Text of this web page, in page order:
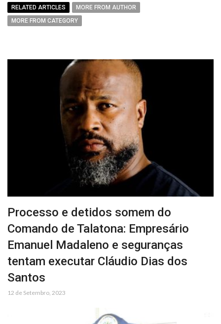
RELATED ARTICLES
MORE FROM AUTHOR
MORE FROM CATEGORY
Processo e detidos somem do
Comando de Talatona: Empresário
Emanuel Madaleno e seguranças
tentam executar Cláudio Dias dos
Santos
12 de Setembro, 2023